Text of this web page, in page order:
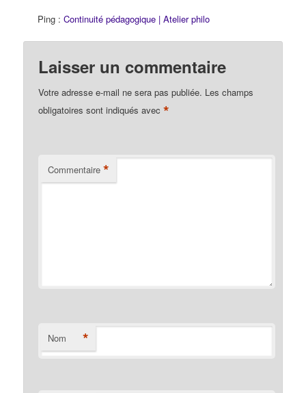
Ping :Continuité pédagogique | Atelier philo
Laisser un commentaire
Votre adresse e-mail ne sera pas publiée. Les champs
obligatoires sont indiqués avec*
Commentaire *
Nom *